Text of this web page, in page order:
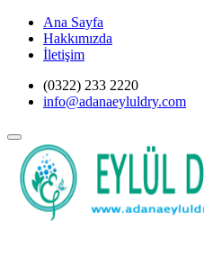
Ana Sayfa
Hakkımızda
İletişim
(0322) 233 2220
info@adanaeyluldry.com